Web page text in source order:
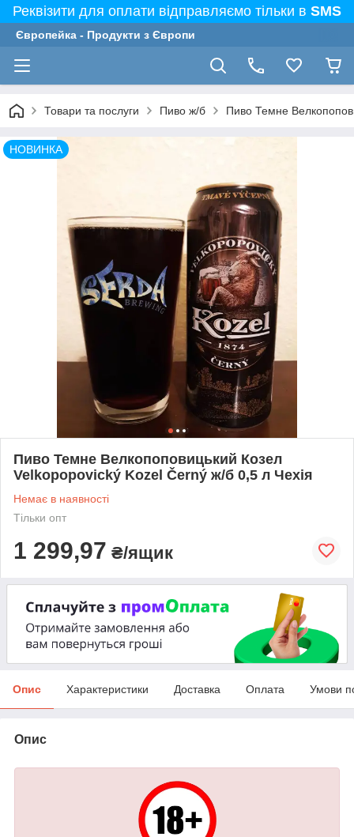
Реквізити для оплати відправляємо тільки в SMS
Європейка - Продукти з Європи
Товари та послуги Пиво ж/б Пиво Темне
НОВИНКА
Пиво Темне Велкопоповицький Козел
Velkopopovický Kozel Černý ж/б 0,5 л Чехія
Немає в наявності
Тільки опт
1 299,97 ₴/ящик
Опис Характеристики Доставка Оплата Умови
Опис